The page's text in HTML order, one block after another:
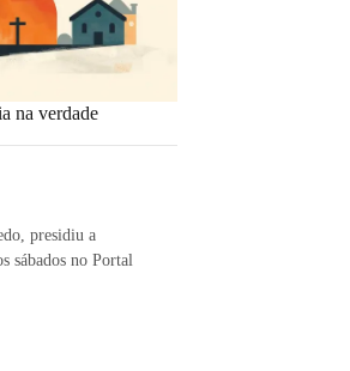
na verdade
presidiu a
sábados no Portal